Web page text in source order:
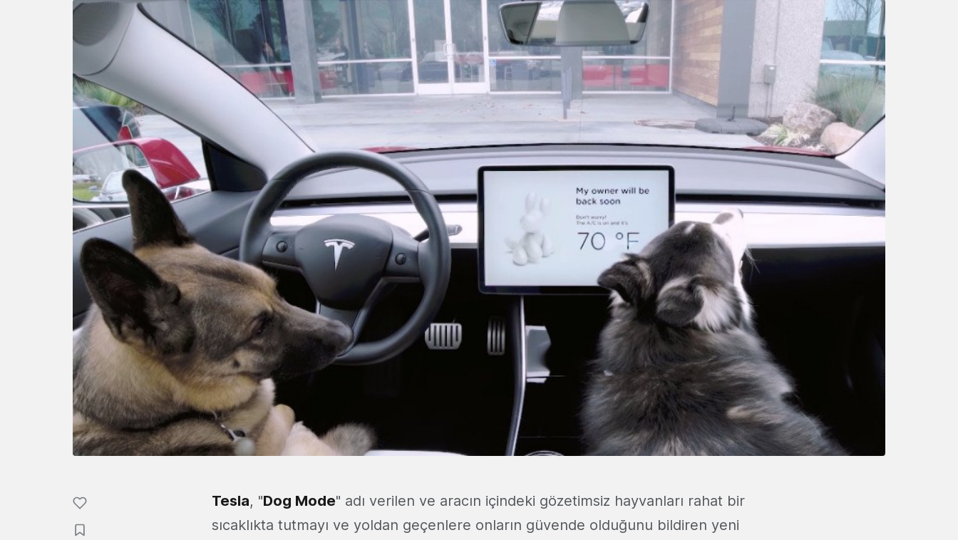
Tesla, "Dog Mode" adı verilen ve aracın içindeki gözetimsiz hayvanları rahat bir
sıcaklıkta tutmayı ve yoldan geçenlere onların güvende olduğunu bildiren yeni